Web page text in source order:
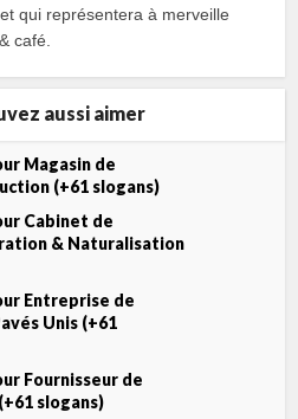
qui représentera à merveille
café.
aussi aimer
Magasin de
(+61 slogans)
Cabinet de
& Naturalisation
Entreprise de
Unis (+61
Fournisseur de
slogans)